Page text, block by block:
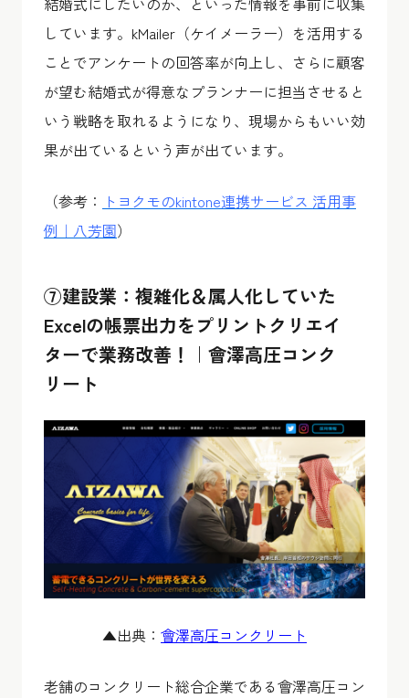
しています。kMailer（ケイメーラー）を活用する
ことでアンケートの回答率が向上し、さらに顧客
が望む結婚式が得意なプランナーに担当させると
いう戦略を取れるようになり、現場からもいい効
果が出ているという声が出ています。
（参考： トヨクモのkintone連携サービス 活用事
例｜八芳園）
⑦建設業：複雑化＆属人化していた
Excelの帳票出力をプリントクリエイ
ターで業務改善！｜會澤高圧コンク
リート
▲出典： 會澤高圧コンクリート
老舗のコンクリート総合企業である會澤高圧コン